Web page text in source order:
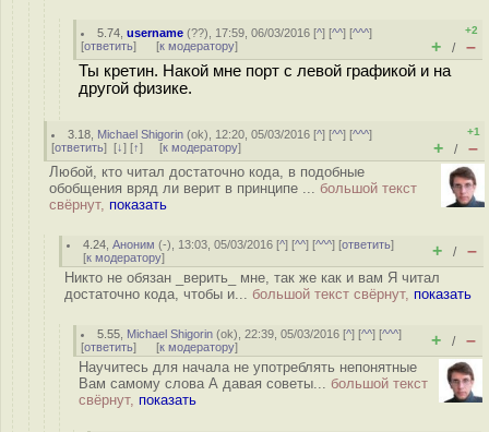
5.74 ,username (??), 17:59, 06/03/2016 [^] [^^] [^^^]
[ответить] [к модератору]
+2
+ / –
Ты кретин. Накой мне порт с левой графикой и на
другой физике.
3.18 Michael Shigorin (ok), 12:20, 05/03/2016 [^] [^^] [^^^]
[ответить] [↓] [↑] [к модератору]
+1
+ / –
Любой, кто читал достаточно кода, в подобные
обобщения вряд ли верит в принципе ... большой текст
свёрнут, показать
4.24 ,Аноним (-), 13:03, 05/03/2016 [^] [^^] [^^^] [ответить]
[к модератору] + / –
Никто не обязан _верить_ мне, так же как и вам Я читал
достаточно кода, чтобы и... большой текст свёрнут, показать
5.55 Michael Shigorin (ok), 22:39, 05/03/2016 [^] [^^] [^^^]
[ответить] [к модератору] + / –
Научитесь для начала не употреблять непонятные
Вам самому слова А давая советы... большой текст
свёрнут, показать